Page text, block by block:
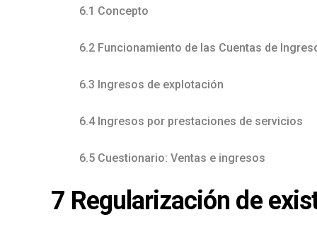
6.1 Concepto
6.2 Funcionamiento de las Cuentas de
6.3 Ingresos de explotación
6.4 Ingresos por prestaciones de servicios
6.5 Cuestionario: Ventas e ingresos
7 Regularización de